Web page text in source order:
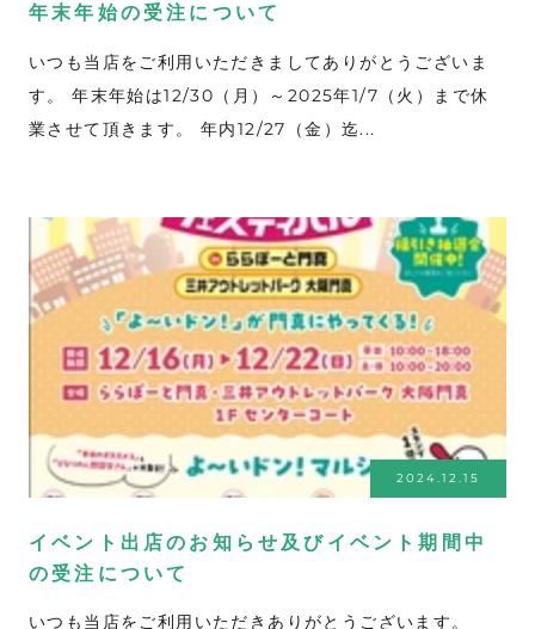
年末年始の受注について
いつも当店をご利用いただきましてありがとうございま
す。 年末年始は12/30（月）～2025年1/7（火）まで休
業させて頂きます。 年内12/27（金）迄...
2024.12.15
イベント出店のお知らせ及びイベント期間中
の受注について
いつも当店をご利用いただきありがとうございます。